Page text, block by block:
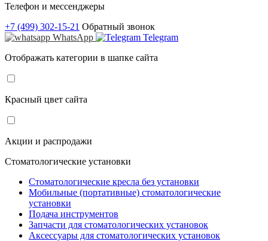
Телефон и мессенджеры
+7 (499) 302-15-21 Обратный звонок
WhatsApp
Telegram
Отображать категории в шапке сайта
Красный цвет сайта
Акции и распродажи
Стоматологические установки
Стоматологические кресла без установки
Мобильные (портативные) стоматологические
установки
Подача инструментов
Запчасти для стоматологических установок
Аксессуары для стоматологических установок